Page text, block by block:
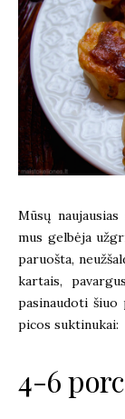
Mūsų
mus gelbėja
paruošta,
kartais,
pasinaudoti šiuo
picos suktinukai:
4-6